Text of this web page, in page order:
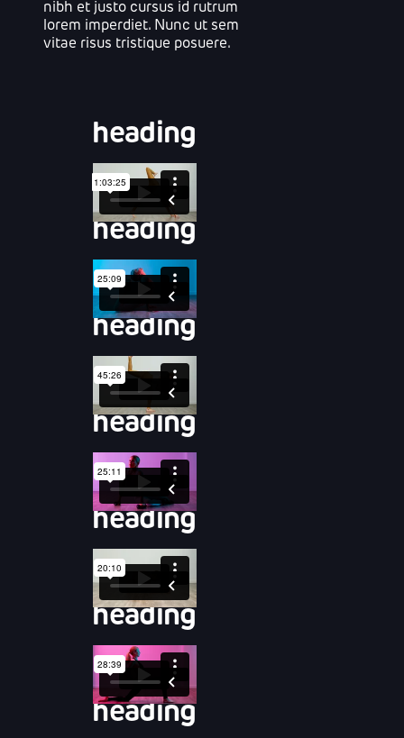
nibh et justo cursus id rutrum
lorem imperdiet. Nunc ut sem
vitae risus tristique posuere.
heading
heading
heading
heading
heading
heading
heading